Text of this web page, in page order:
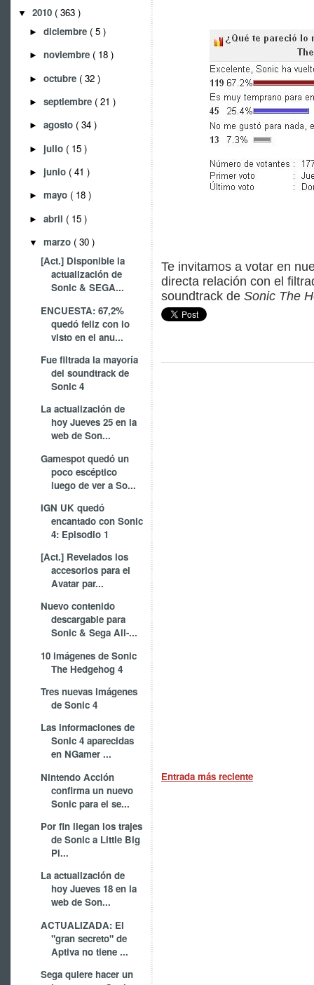
▼ 2010 ( 363 )
► diciembre ( 5 )
► noviembre ( 18 )
► octubre ( 32 )
► septiembre ( 21 )
► agosto ( 34 )
► julio ( 15 )
► junio ( 41 )
► mayo ( 18 )
► abril ( 15 )
▼ marzo ( 30 )
[Act.] Disponible la
actualización de
Sonic & SEGA...
ENCUESTA: 67,2%
quedó feliz con lo
visto en el anu...
Fue filtrada la mayoría
del soundtrack de
Sonic 4
La actualización de
hoy Jueves 25 en la
web de Son...
Gamespot quedó un
poco escéptico
luego de ver a So...
IGN UK quedó
encantado con Sonic
4: Episodio 1
[Act.] Revelados los
accesorios para el
Avatar par...
Nuevo contenido
descargable para
Sonic & Sega All-...
10 imágenes de Sonic
The Hedgehog 4
Tres nuevas imágenes
de Sonic 4
Las informaciones de
Sonic 4 aparecidas
en NGamer ...
Nintendo Acción
confirma un nuevo
Sonic para el se...
Por fin llegan los trajes
de Sonic a Little Big
Pl...
La actualización de
hoy Jueves 18 en la
web de Son...
ACTUALIZADA: El
"gran secreto" de
Aptiva no tiene ...
Sega quiere hacer un
Te invitamos a votar en
directa relación con el
soundtrack de Sonic The
Entrada más reciente